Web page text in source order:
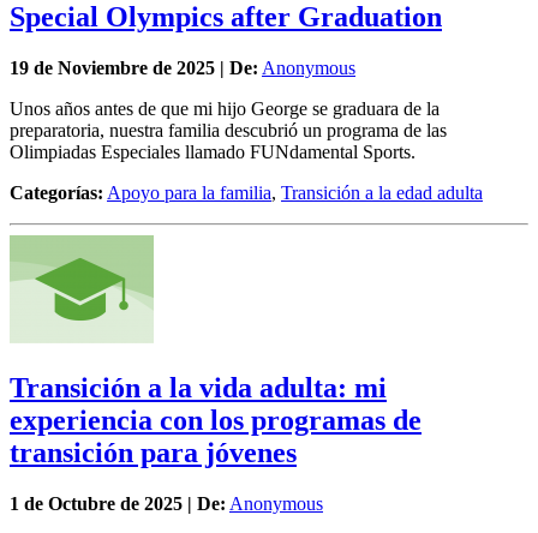
Special Olympics after Graduation
19 de Noviembre de 2025 | De: Anonymous
Unos años antes de que mi hijo George se graduara de la
preparatoria, nuestra familia descubrió un programa de las
Olimpiadas Especiales llamado FUNdamental Sports.
Categorías: Apoyo para la familia, Transición a la edad adulta
Transición a la vida adulta: mi
experiencia con los programas de
transición para jóvenes
1 de Octubre de 2025 | De: Anonymous